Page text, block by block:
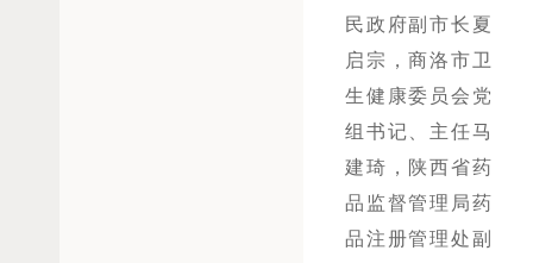
民政府副市长夏
启宗，商洛市卫
生健康委员会党
组书记、主任马
建琦，陕西省药
品监督管理局药
品注册管理处副